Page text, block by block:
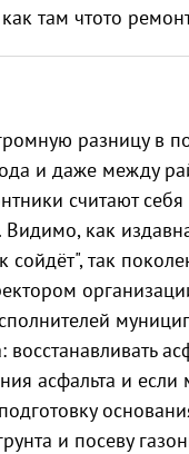
там чтото
разницу в
и даже между
считают
Видимо, как
сойдёт", так
восстанавливать
асфальта и
и посеву